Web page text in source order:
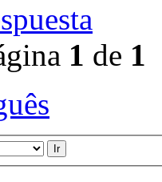
1 de 1